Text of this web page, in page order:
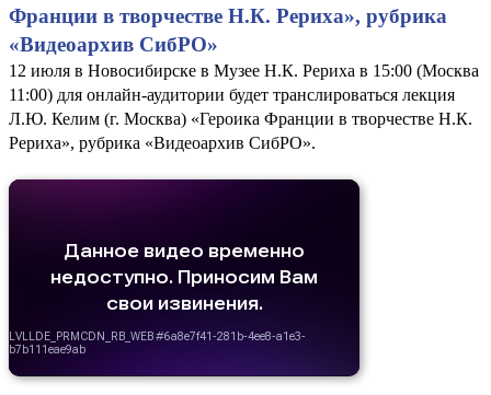
Франции в творчестве Н.К. Рериха», рубрика
«Видеоархив СибРО»
12 июля в Новосибирске в Музее Н.К. Рериха в 15:00 (Москва
11:00) для онлайн-аудитории будет транслироваться лекция
Л.Ю. Келим (г. Москва) «Героика Франции в творчестве Н.К.
Рериха», рубрика «Видеоархив СибРО».